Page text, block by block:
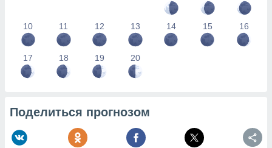
10 11 12 13 14 15 16
17 18 19 20
Поделиться прогнозом